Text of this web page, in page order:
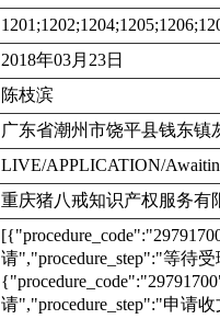
2018年03月23日
陈枝滨
广东省潮州市饶平县钱东镇
LIVE/APPLICATION/
重庆猪八戒知识产权服务有
请","procedure_step":"等待
请","procedure_step":"申请